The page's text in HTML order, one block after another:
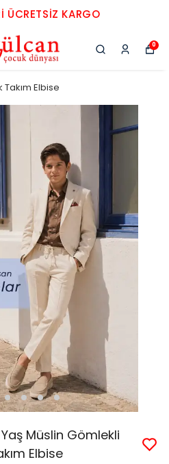
ÜCRETSIZ KARGO
0
Elbise
Müslin Gömlekli
Elbise